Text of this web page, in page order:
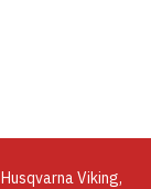
Viking,